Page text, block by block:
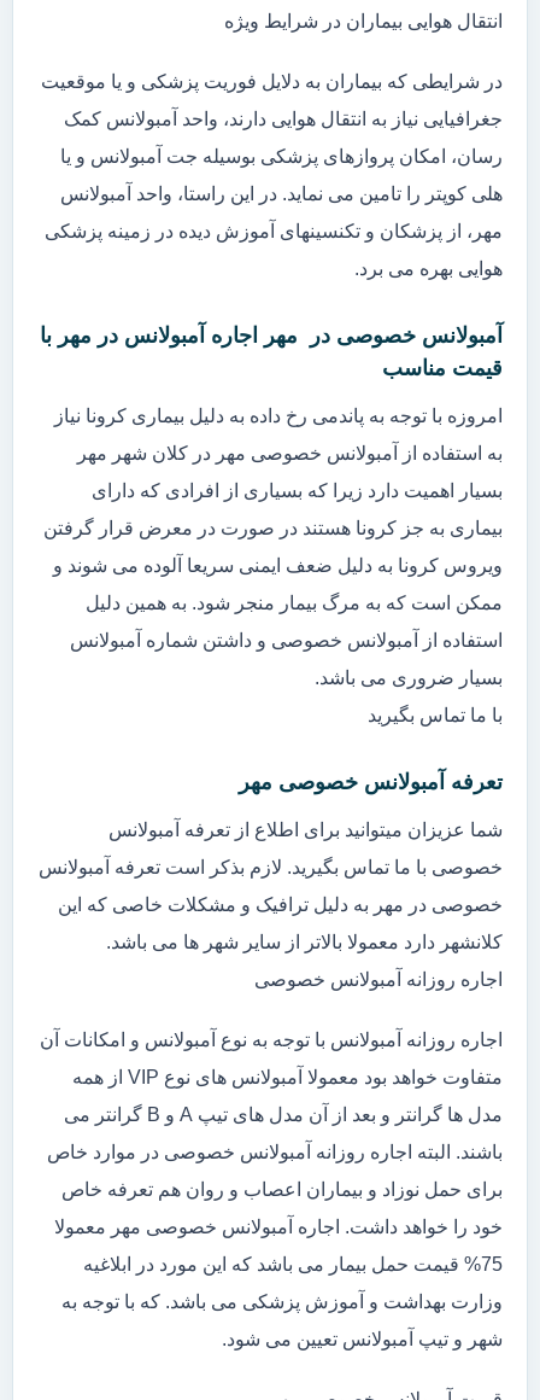
انتقال هوایی بیماران در شرایط ویژه
در شرایطی که بیماران به دلایل فوریت پزشکی و یا موقعیت
جغرافیایی نیاز به انتقال هوایی دارند، واحد آمبولانس کمک
رسان، امکان پروازهای پزشکی بوسیله جت آمبولانس و یا
هلی کوپتر را تامین می نماید. در این راستا، واحد آمبولانس
مهر، از پزشکان و تکنسینهای آموزش دیده در زمینه پزشکی
هوایی بهره می برد.
آمبولانس خصوصی در مهر اجاره آمبولانس در مهر با
قیمت مناسب
امروزه با توجه به پاندمی رخ داده به دلیل بیماری کرونا نیاز
به استفاده از آمبولانس خصوصی مهر در کلان شهر مهر
بسیار اهمیت دارد زیرا که بسیاری از افرادی که دارای
بیماری به جز کرونا هستند در صورت در معرض قرار گرفتن
ویروس کرونا به دلیل ضعف ایمنی سریعا آلوده می شوند و
ممکن است که به مرگ بیمار منجر شود. به همین دلیل
استفاده از آمبولانس خصوصی و داشتن شماره آمبولانس
بسیار ضروری می باشد.
با ما تماس بگیرید
تعرفه آمبولانس خصوصی مهر
شما عزیزان میتوانید برای اطلاع از تعرفه آمبولانس
خصوصی با ما تماس بگیرید. لازم بذکر است تعرفه آمبولانس
خصوصی در مهر به دلیل ترافیک و مشکلات خاصی که این
کلانشهر دارد معمولا بالاتر از سایر شهر ها می باشد.
اجاره روزانه آمبولانس خصوصی
اجاره روزانه آمبولانس با توجه به نوع آمبولانس و امکانات آن
متفاوت خواهد بود معمولا آمبولانس های نوع VIP از همه
مدل ها گرانتر و بعد از آن مدل های تیپ A و B گرانتر می
باشند. البته اجاره روزانه آمبولانس خصوصی در موارد خاص
برای حمل نوزاد و بیماران اعصاب و روان هم تعرفه خاص
خود را خواهد داشت. اجاره آمبولانس خصوصی مهر معمولا
75% قیمت حمل بیمار می باشد که این مورد در ابلاغیه
وزارت بهداشت و آموزش پزشکی می باشد. که با توجه به
شهر و تیپ آمبولانس تعیین می شود.